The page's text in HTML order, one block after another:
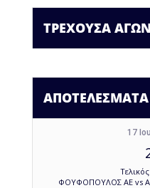
ΤΡΕΧΟΥΣΑ
ΑΠΟΤΕΛΕΣΜΑΤΑ
17
ΦΟΥΦΟΠΟΥΛΟΣ ΑΕ vs